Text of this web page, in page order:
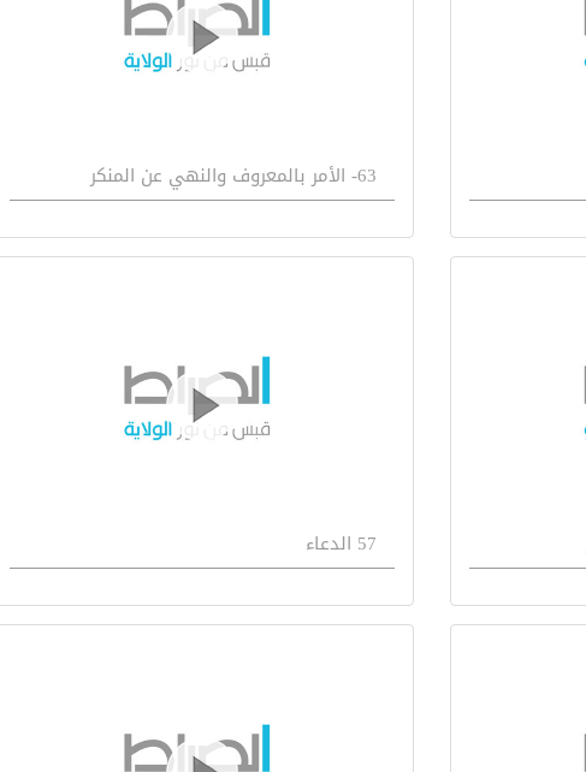
63- الأمر بالمعروف والنهي عن المنكر
57 الدعاء